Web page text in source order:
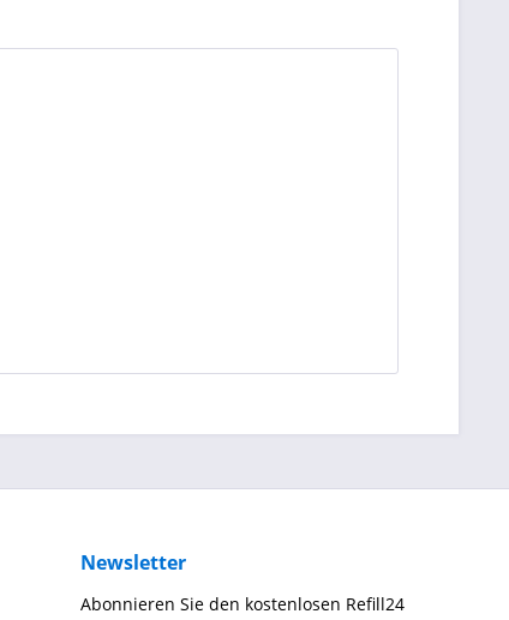
Newsletter
Abonnieren Sie den kostenlosen Refill24